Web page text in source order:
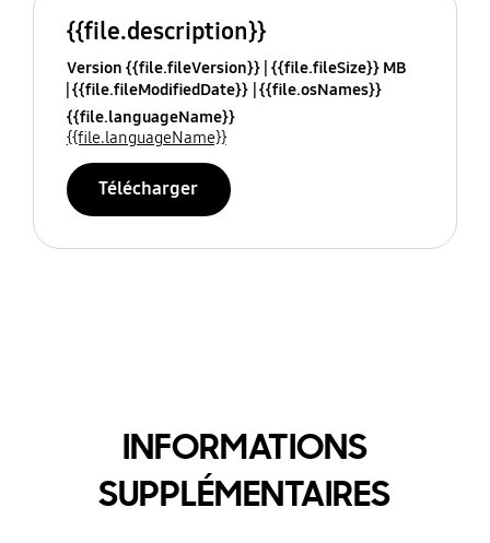
{{file.description}}
Version {{file.fileVersion}} {{file.fileSize}} MB
{{file.fileModifiedDate}} {{file.osNames}}
{{file.languageName}}
{{file.languageName}}
Télécharger
INFORMATIONS
SUPPLÉMENTAIRES